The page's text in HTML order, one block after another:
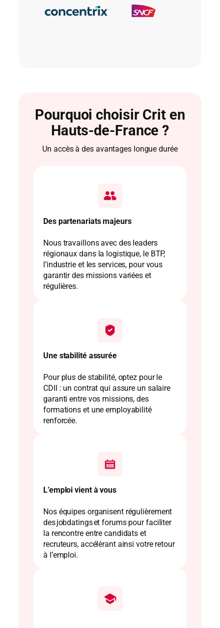
Pourquoi choisir Crit en
Hauts-de-France ?
Un accès à des avantages longue durée
Des partenariats majeurs
Nous travaillons avec des leaders
régionaux dans la logistique, le BTP,
l’industrie et les services, pour vous
garantir des missions variées et
régulières.
Une stabilité assurée
Pour plus de stabilité, optez pour le
CDII : un contrat qui assure un salaire
garanti entre vos missions, des
formations et une employabilité
renforcée.
L’emploi vient à vous
Nos équipes organisent régulièrement
des jobdatings et forums pour faciliter
la rencontre entre candidats et
recruteurs, accélérant ainsi votre retour
à l’emploi.